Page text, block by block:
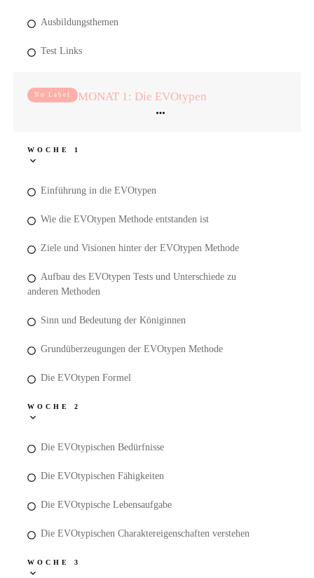
Ausbildungsthemen
Test Links
No Label MONAT 1: Die EVOtypen
WOCHE 1
Einführung in die EVOtypen
Wie die EVOtypen Methode entstanden ist
Ziele und Visionen hinter der EVOtypen Methode
Aufbau des EVOtypen Tests und Unterschiede zu
anderen Methoden
Sinn und Bedeutung der Königinnen
Grundüberzeugungen der EVOtypen Methode
Die EVOtypen Formel
WOCHE 2
Die EVOtypischen Bedürfnisse
Die EVOtypischen Fähigkeiten
Die EVOtypische Lebensaufgabe
Die EVOtypischen Charaktereigenschaften verstehen
WOCHE 3